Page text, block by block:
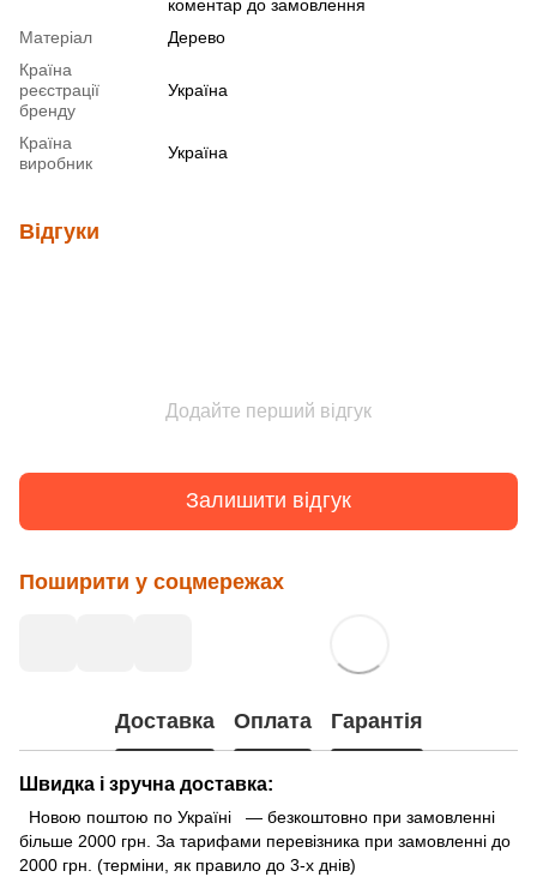
коментар до замовлення
Матеріал
Дерево
Країна
реєстрації
бренду
Україна
Країна
виробник
Україна
Відгуки
Додайте перший відгук
Залишити відгук
Поширити у соцмережах
Доставка Оплата Гарантія
Швидка і зручна доставка:
Новою поштою по Україні — безкоштовно при замовленні
більше 2000 грн. За тарифами перевізника при замовленні до
2000 грн. (терміни, як правило до 3-х днів)